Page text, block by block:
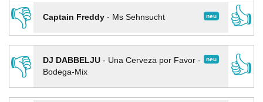
👎
neu
Captain Freddy- Ms Sehnsucht
👍
👎
neu
DJ DABBELJU- Una Cerveza por Favor -
Bodega-Mix
👍